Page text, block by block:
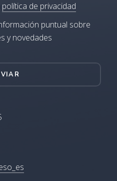
política de privacidad
puntual sobre
y novedades